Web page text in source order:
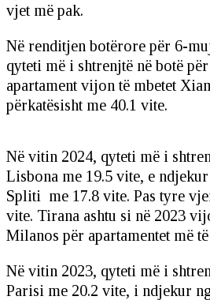
vjet më pak.
Në renditjen botërore për 6-
qyteti më i shtrenjtë në botë
apartament vijon të mbetet
përkatësisht me 40.1 vite.
Në vitin 2024, qyteti më i
Lisbona me 19.5 vite, e
Spliti me 17.8 vite. Pas tyre
vite. Tirana ashtu si në 2023
Milanos për apartamentet më
Në vitin 2023, qyteti më i
Parisi me 20.2 vite, i ndjekur